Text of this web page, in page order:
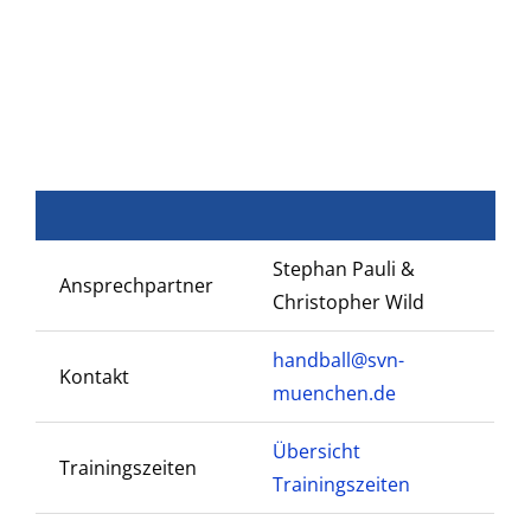
Ansprechpartner
Stephan Pauli &
Christopher Wild
Kontakt
handball@svn-
muenchen.de
Trainingszeiten
Übersicht
Trainingszeiten